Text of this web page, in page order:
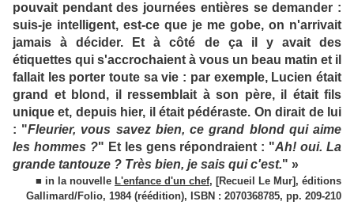
pouvait pendant des journées entières se demander :
suis-je intelligent, est-ce que je me gobe, on n'arrivait
jamais à décider. Et à côté de ça il y avait des
étiquettes qui s'accrochaient à vous un beau matin et il
fallait les porter toute sa vie : par exemple, Lucien était
grand et blond, il ressemblait à son père, il était fils
unique et, depuis hier, il était pédéraste. On dirait de lui
: "Fleurier, vous savez bien, ce grand blond qui aime
les hommes ?" Et les gens répondraient : "Ah! oui. La
grande tantouze ? Très bien, je sais qui c'est." »
■ in la nouvelle L'enfance d'un chef, [Recueil Le Mur], éditions
Gallimard/Folio, 1984 (réédition), ISBN : 2070368785, pp. 209-210